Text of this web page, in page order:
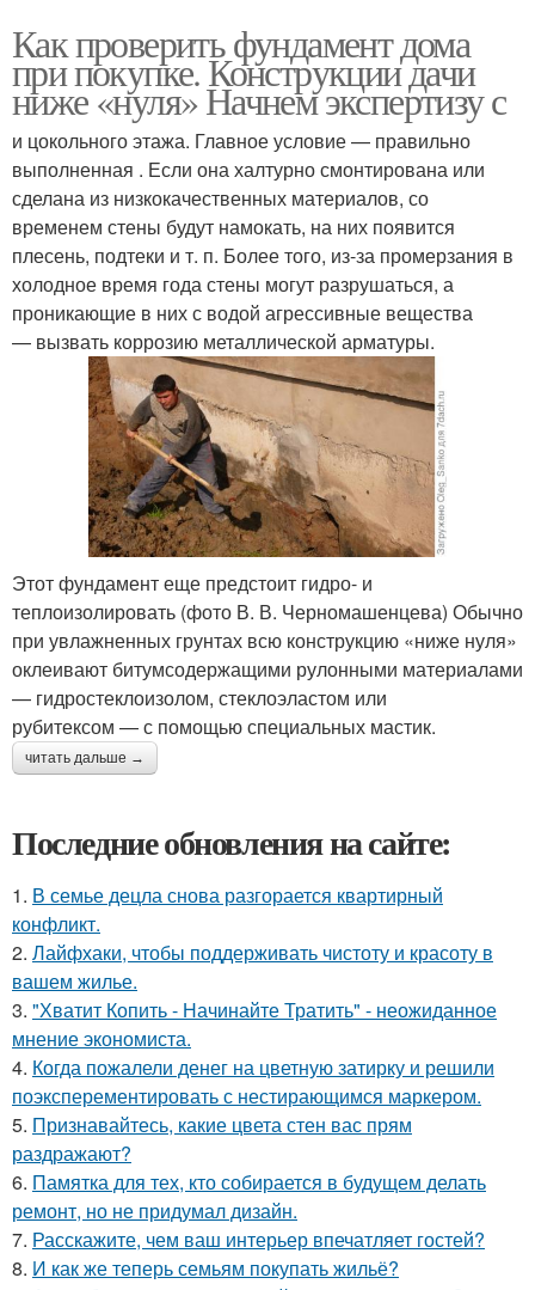
Как проверить фундамент дома
при покупке. Конструкции дачи
ниже «нуля» Начнем экспертизу с
и цокольного этажа. Главное условие — правильно
выполненная . Если она халтурно смонтирована или
сделана из низкокачественных материалов, со
временем стены будут намокать, на них появится
плесень, подтеки и т. п. Более того, из-за промерзания в
холодное время года стены могут разрушаться, а
проникающие в них с водой агрессивные вещества
— вызвать коррозию металлической арматуры.
Этот фундамент еще предстоит гидро- и
теплоизолировать (фото В. В. Черномашенцева) Обычно
при увлажненных грунтах всю конструкцию «ниже нуля»
оклеивают битумсодержащими рулонными материалами
— гидростеклоизолом, стеклоэластом или
рубитексом — с помощью специальных мастик.
читать дальше →
Последние обновления на сайте:
1. В семье децла снова разгорается квартирный
конфликт.
2. Лайфхаки, чтобы поддерживать чистоту и красоту в
вашем жилье.
3. "Хватит Копить - Начинайте Тратить" - неожиданное
мнение экономиста.
4. Когда пожалели денег на цветную затирку и решили
поэксперементировать с нестирающимся маркером.
5. Признавайтесь, какие цвета стен вас прям
раздражают?
6. Памятка для тех, кто собирается в будущем делать
ремонт, но не придумал дизайн.
7. Расскажите, чем ваш интерьер впечатляет гостей?
8. И как же теперь семьям покупать жильё?